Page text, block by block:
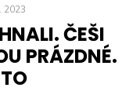
2023
ČEŠI
PRÁZDNÉ.